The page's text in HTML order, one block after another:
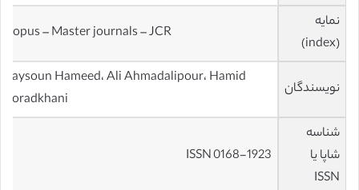
نمایه
(index)
Scopus – Master journals – JCR
نویسندگان
Maysoun Hameed، Ali Ahmadalipour، Hamid
Moradkhani
شناسه
شاپا یا
ISSN
ISSN 0168-1923